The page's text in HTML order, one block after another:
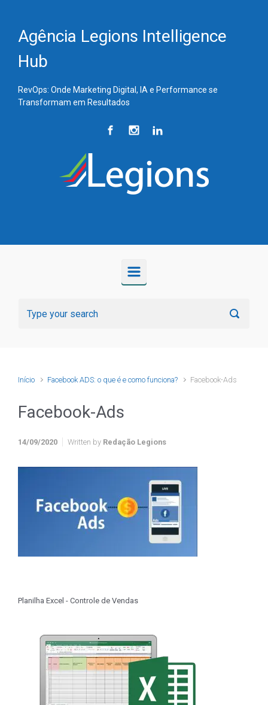
Agência Legions Intelligence
Hub
RevOps: Onde Marketing Digital, IA e Performance se
Transformam em Resultados
Início Facebook ADS: o que é e como funciona? Facebook-Ads
Facebook-Ads
14/09/2020 Written by Redação Legions
Planilha Excel - Controle de Vendas